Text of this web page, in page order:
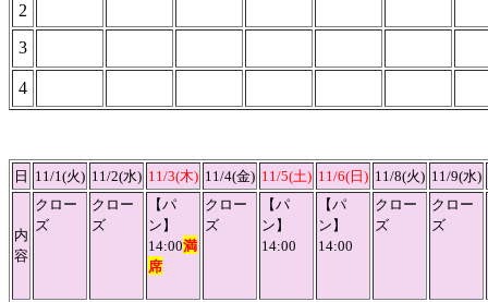
2
3
4
日 11/1(火) 11/2(水) 11/3(木) 11/4(金) 11/5(土) 11/6(日) 11/8(火) 11/9(水)
内
容
クロー
ズ
クロー
ズ
【パ
ン】
14:00満
席
クロー
ズ
【パ
ン】
14:00
【パ
ン】
14:00
クロー
ズ
クロー
ズ